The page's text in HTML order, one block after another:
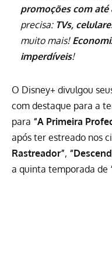
promoções com até
precisa: TVs,
muito mais!
imperdíveis!
O Disney+ divulgou
com destaque para a
para “A Primeira
após ter estreado nos
Rastreador”,
a quinta temporada de